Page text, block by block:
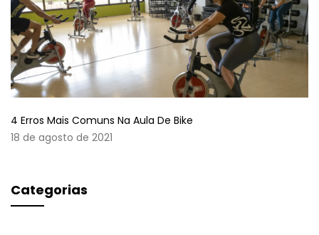
4 Erros Mais Comuns Na Aula De Bike
18 de agosto de 2021
Categorias